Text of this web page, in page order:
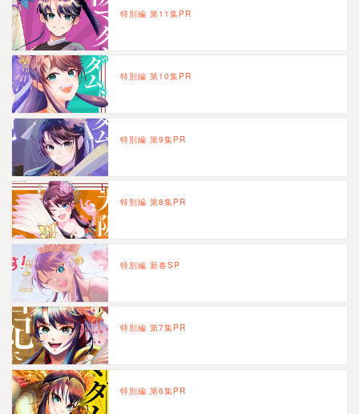
特別編 第11集PR
特別編 第10集PR
特別編 第9集PR
特別編 第8集PR
特別編 新春SP
特別編 第7集PR
特別編 第6集PR